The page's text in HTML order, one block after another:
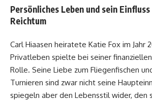
Persönliches Leben und sein
Reichtum
Carl Hiaasen heiratete Katie Fox im Jahr
Privatleben spielte bei seiner
Rolle. Seine Liebe zum Fliegenfischen
Turnieren sind zwar nicht seine
spiegeln aber den Lebensstil wider, den